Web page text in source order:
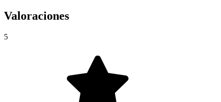
Valoraciones
5